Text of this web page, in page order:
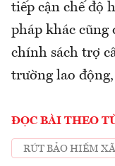
tiếp cận chế độ
pháp khác
chính sách trợ
trường lao
ĐỌC BÀI THEO
RÚT BẢO HIỂM